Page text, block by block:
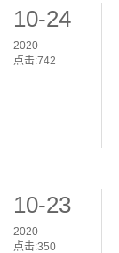
10-24
2020
点击:742
10-23
2020
点击:350